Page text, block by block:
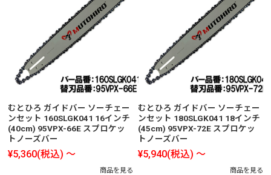
むとひろ ガイドバー ソーチェー
ンセット 160SLGK041 16インチ
(40cm) 95VPX-66E スプロケッ
トノーズバー
¥5,360(税込) ～
商品を見る
むとひろ ガイドバー ソーチェー
ンセット 180SLGK041 18インチ
(45cm) 95VPX-72E スプロケッ
トノーズバー
¥5,940(税込) ～
商品を見る